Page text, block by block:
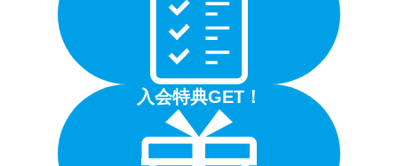
入会特典GET！